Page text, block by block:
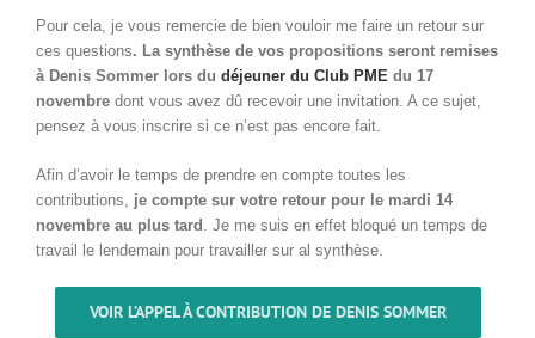
Pour cela, je vous remercie de bien vouloir me faire un retour sur
ces questions. La synthèse de vos propositions seront remises
à Denis Sommer lors du déjeuner du Club PME du 17
novembre dont vous avez dû recevoir une invitation. A ce sujet,
pensez à vous inscrire si ce n’est pas encore fait.
Afin d’avoir le temps de prendre en compte toutes les
contributions, je compte sur votre retour pour le mardi 14
novembre au plus tard . Je me suis en effet bloqué un temps de
travail le lendemain pour travailler sur al synthèse.
VOIR L’APPEL À CONTRIBUTION DE DENIS SOMMER